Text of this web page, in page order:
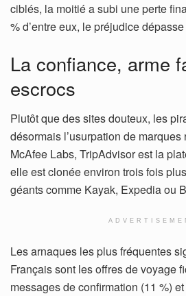
ciblés, la moitié a subi une perte
% d’entre eux, le préjudice
La confiance, arme
escrocs
Plutôt que des sites douteux, les
désormais l’usurpation de
McAfee Labs, TripAdvisor est la
elle est clonée environ trois fois
géants comme Kayak, Expedia ou
Les arnaques les plus fréquentes
Français sont les offres de voyage
messages de confirmation (11 %)